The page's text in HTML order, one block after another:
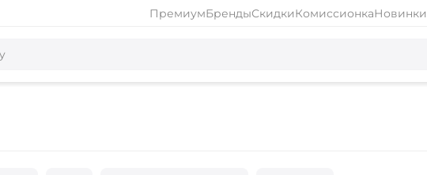
ПремиумБрендыСкидкиКомиссионкаНовинки